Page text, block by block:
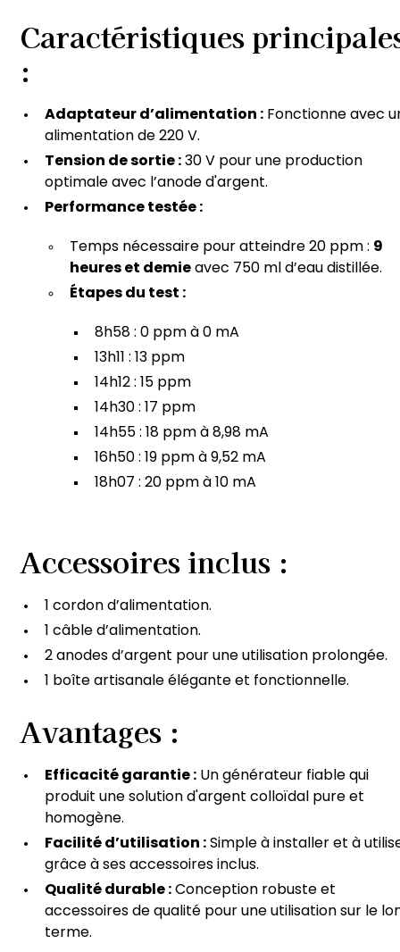
Caractéristiques
:
Adaptateur d’alimentation : Fonctionne avec
alimentation de 220 V.
Tension de sortie : 30 V pour une production
optimale avec l’anode d'argent.
Performance testée :
Temps nécessaire pour atteindre 20 ppm : 9
heures et demie avec 750 ml d’eau distillée.
Étapes du test :
8h58 : 0 ppm à 0 mA
13h11 : 13 ppm
14h12 : 15 ppm
14h30 : 17 ppm
14h55 : 18 ppm à 8,98 mA
16h50 : 19 ppm à 9,52 mA
18h07 : 20 ppm à 10 mA
Accessoires inclus :
1 cordon d’alimentation.
1 câble d’alimentation.
2 anodes d’argent pour une utilisation prolongée.
1 boîte artisanale élégante et fonctionnelle.
Avantages :
Efficacité garantie : Un générateur fiable qui
produit une solution d'argent colloïdal pure et
homogène.
Facilité d’utilisation : Simple à installer et à
grâce à ses accessoires inclus.
Qualité durable : Conception robuste et
accessoires de qualité pour une utilisation sur le
terme.